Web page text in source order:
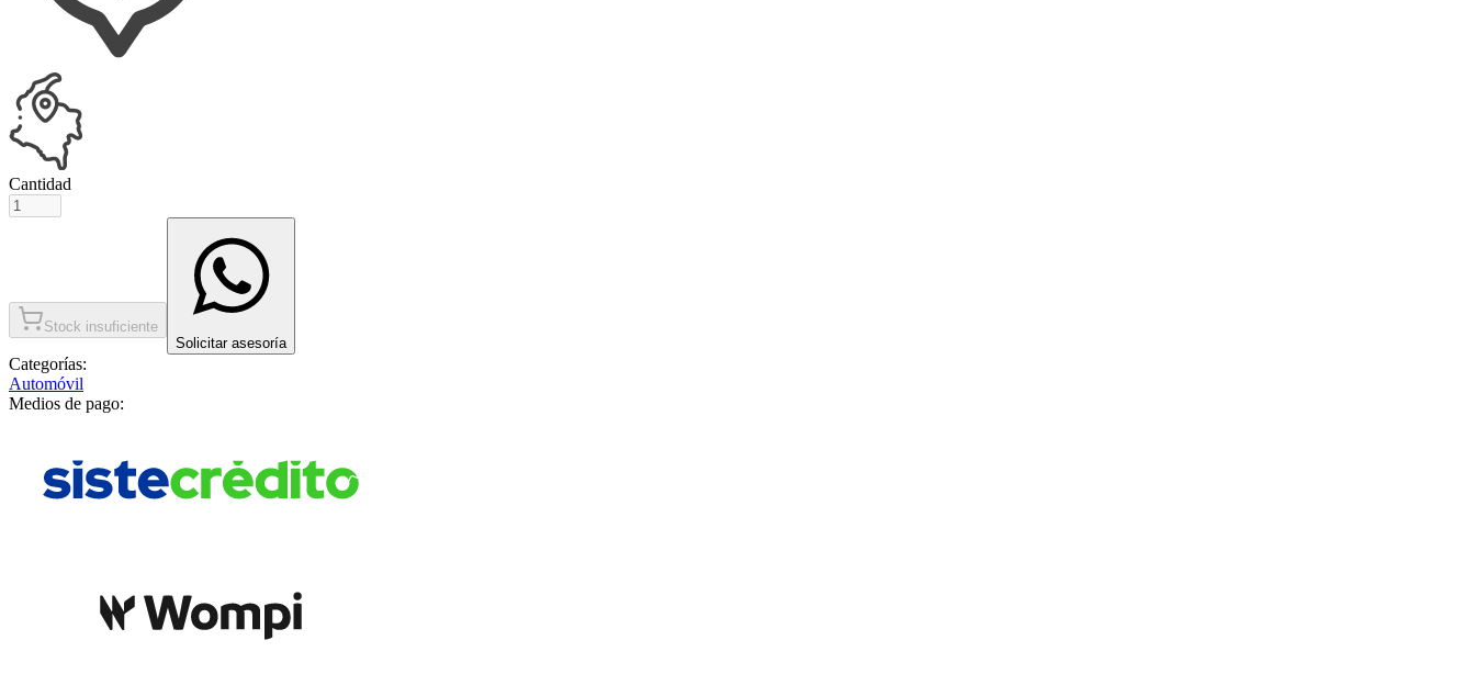
Cantidad
Stock insuficiente
Solicitar asesoría
Categorías:
Automóvil
Medios de pago: